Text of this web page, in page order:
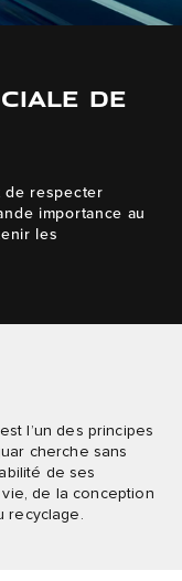
DE
de respecter
importance au
les
l’un des principes
cherche sans
de ses
de la conception
recyclage.